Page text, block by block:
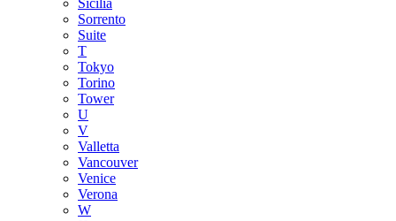
Sicilia
Sorrento
Suite
T
Tokyo
Torino
Tower
U
V
Valletta
Vancouver
Venice
Verona
W